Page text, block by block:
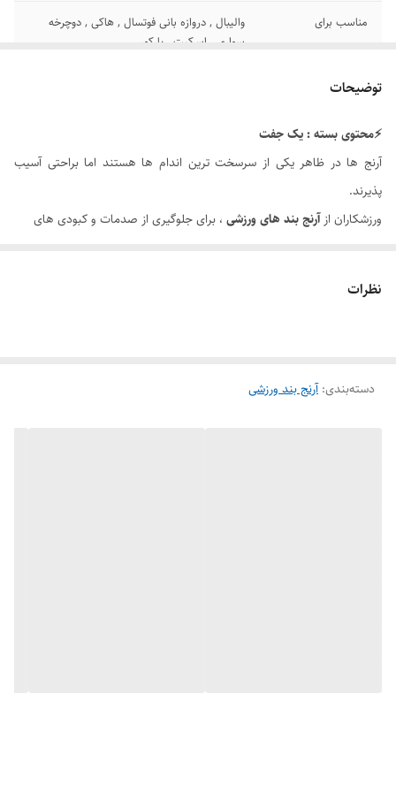
مناسب برای
والیبال , دروازه بانی فوتسال , هاکی , دوچرخه
سواری , اسکیت , پارکور
جنس
توضیحات
⚡محتوی بسته : یک جفت
آرنج ها در ظاهر یکی از سرسخت ترین اندام ها هستند اما براحتی آسیب
پذیرند.
ورزشکاران ازآرنج بند های ورزشی ، برای جلوگیری از صدمات و کبودی های
از جنس فوم و روکش پارچه ای پلی استر دو لایه قوی می باشد و انعطاف
گیران ، اسکیت بورد کاران و اسکی بازان و ... استفاده می کنند.
نظرات
دسته‌بندی:آرنج بند ورزشی